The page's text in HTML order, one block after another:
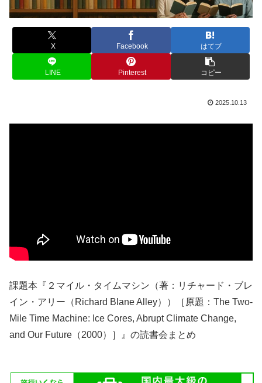
X Facebook はてブ
LINE Pinterest コピー
2025.10.13
課題本『２マイル・タイムマシン（著：リチャード・ブレ
イン・アリー（Richard Blane Alley））［原題：The Two-
Mile Time Machine: Ice Cores, Abrupt Climate Change,
and Our Future（2000）］』の読書会まとめ